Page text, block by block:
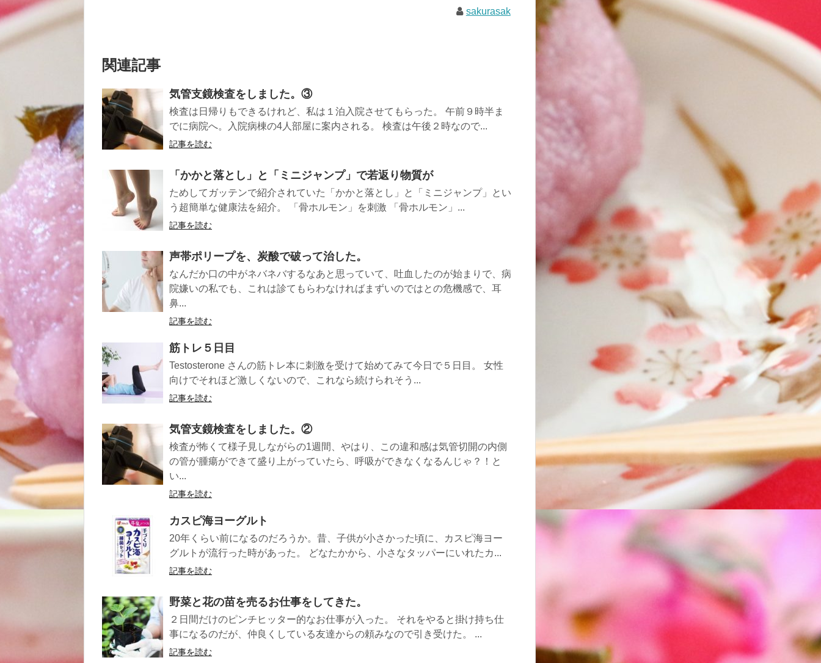
sakurasak
関連記事
気管支鏡検査をしました。③
検査は日帰りもできるけれど、私は１泊入院させてもらった。 午前９時半ま
でに病院へ。入院病棟の4人部屋に案内される。 検査は午後２時なので...
記事を読む
「かかと落とし」と「ミニジャンプ」で若返り物質が
ためしてガッテンで紹介されていた「かかと落とし」と「ミニジャンプ」とい
う超簡単な健康法を紹介。 「骨ホルモン」を刺激 「骨ホルモン」...
記事を読む
声帯ポリープを、炭酸で破って治した。
なんだか口の中がネバネバするなあと思っていて、吐血したのが始まりで、病
院嫌いの私でも、これは診てもらわなければまずいのではとの危機感で、耳
鼻...
記事を読む
筋トレ５日目
Testosterone さんの筋トレ本に刺激を受けて始めてみて今日で５日目。 女性
向けでそれほど激しくないので、これなら続けられそう...
記事を読む
気管支鏡検査をしました。②
検査が怖くて様子見しながらの1週間、やはり、この違和感は気管切開の内側
の管が腫瘍ができて盛り上がっていたら、呼吸ができなくなるんじゃ？！と
い...
記事を読む
カスピ海ヨーグルト
20年くらい前になるのだろうか。昔、子供が小さかった頃に、カスピ海ヨー
グルトが流行った時があった。 どなたかから、小さなタッパーにいれたカ...
記事を読む
野菜と花の苗を売るお仕事をしてきた。
２日間だけのピンチヒッター的なお仕事が入った。 それをやると掛け持ち仕
事になるのだが、仲良くしている友達からの頼みなので引き受けた。 ...
記事を読む